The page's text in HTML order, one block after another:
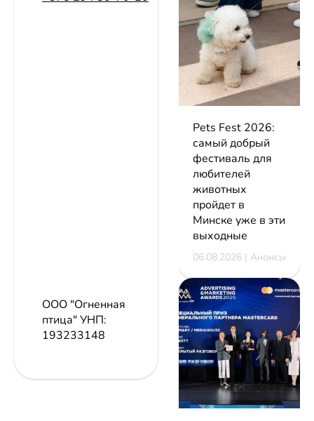
ООО "Огненная
птица"УНП:
193233148
Pets Fest 2026:
самый добрый
фестиваль для
любителей
животных
пройдет в
Минске уже в эти
выходные
06.08.2026 | Анонсы